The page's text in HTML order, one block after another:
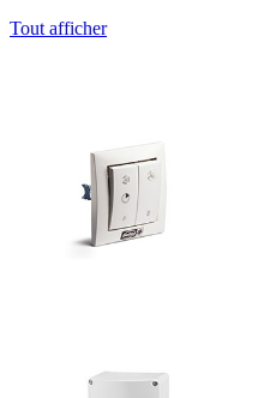
Tout afficher